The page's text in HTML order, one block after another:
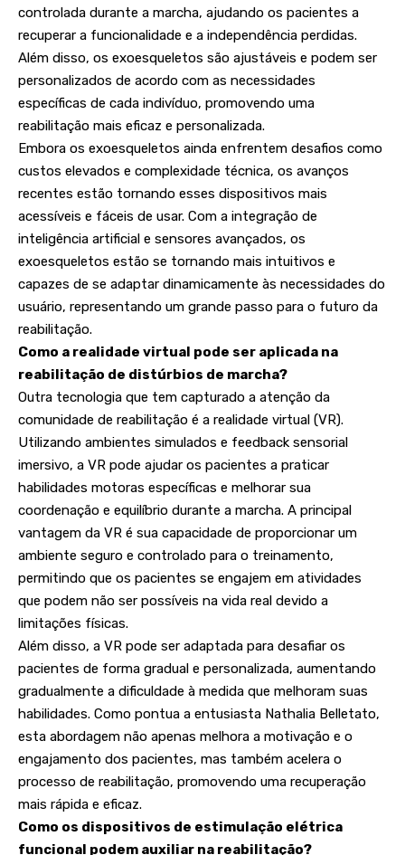
controlada durante a marcha, ajudando os pacientes a
recuperar a funcionalidade e a independência perdidas.
Além disso, os exoesqueletos são ajustáveis e podem ser
personalizados de acordo com as necessidades
específicas de cada indivíduo, promovendo uma
reabilitação mais eficaz e personalizada.
Embora os exoesqueletos ainda enfrentem desafios como
custos elevados e complexidade técnica, os avanços
recentes estão tornando esses dispositivos mais
acessíveis e fáceis de usar. Com a integração de
inteligência artificial e sensores avançados, os
exoesqueletos estão se tornando mais intuitivos e
capazes de se adaptar dinamicamente às necessidades do
usuário, representando um grande passo para o futuro da
reabilitação.
Como a realidade virtual pode ser aplicada na
reabilitação de distúrbios de marcha?
Outra tecnologia que tem capturado a atenção da
comunidade de reabilitação é a realidade virtual (VR).
Utilizando ambientes simulados e feedback sensorial
imersivo, a VR pode ajudar os pacientes a praticar
habilidades motoras específicas e melhorar sua
coordenação e equilíbrio durante a marcha. A principal
vantagem da VR é sua capacidade de proporcionar um
ambiente seguro e controlado para o treinamento,
permitindo que os pacientes se engajem em atividades
que podem não ser possíveis na vida real devido a
limitações físicas.
Além disso, a VR pode ser adaptada para desafiar os
pacientes de forma gradual e personalizada, aumentando
gradualmente a dificuldade à medida que melhoram suas
habilidades. Como pontua a entusiasta Nathalia Belletato,
esta abordagem não apenas melhora a motivação e o
engajamento dos pacientes, mas também acelera o
processo de reabilitação, promovendo uma recuperação
mais rápida e eficaz.
Como os dispositivos de estimulação elétrica
funcional podem auxiliar na reabilitação?